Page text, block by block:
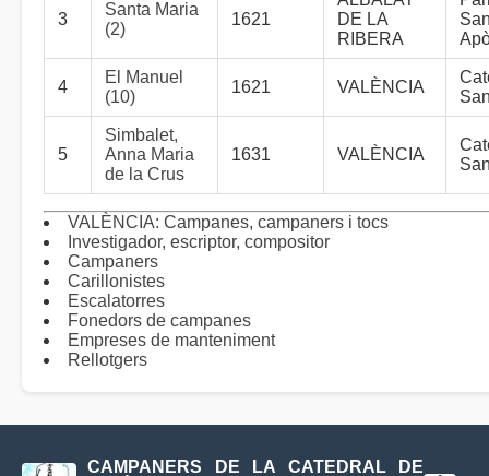
3
Santa Maria
(2)
1621
DE LA
RIBERA
4
El Manuel
(10)
1621 VALÈNCIA
5
Simbalet,
Anna Maria
de la Crus
1631 VALÈNCIA
VALÈNCIA: Campanes, campaners i tocs
Investigador, escriptor, compositor
Campaners
Carillonistes
Escalatorres
Fonedors de campanes
Empreses de manteniment
Rellotgers
CAMPANERS DE LA CATEDRAL DE